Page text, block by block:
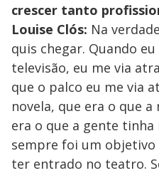
crescer tanto
Louise Clós: Na
quis chegar. Quando
televisão, eu me via
que o palco eu me via
novela, que era o que
era o que a gente tinha
sempre foi um objetivo
ter entrado no teatro.